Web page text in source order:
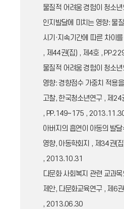
물질적 어려움 경험이 청소년
인지발달에 미치는 영향: 물
시기·지속기간에 따른 차이
, 제44권(집) , 제4호 ,
물질적 어려움 경험이 청소
영향: 경향점수 가중치 적용
고찰, 한국청소년연구 , 제24
, PP.149~175 ,
아버지의 흡연이 아동의 발
영향, 아동학회지 , 제34권(
, 2013.10.31
다문화 사회복지 관련 교과
제안, 다문화교육연구 , 제6
, 2013.06.30